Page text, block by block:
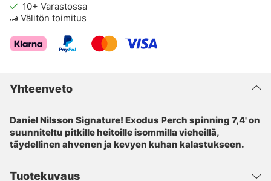
10+ Varastossa
Välitön toimitus
Yhteenveto
Daniel Nilsson Signature! Exodus Perch spinning 7,4' on
suunniteltu pitkille heitoille isommilla vieheillä,
täydellinen ahvenen ja kevyen kuhan kalastukseen.
Tuotekuvaus